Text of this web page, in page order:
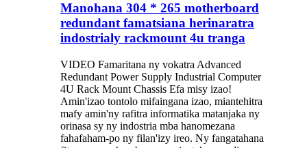
Manohana 304 * 265 motherboard
redundant famatsiana herinaratra
indostrialy rackmount 4u tranga
VIDEO Famaritana ny vokatra Advanced
Redundant Power Supply Industrial Computer
4U Rack Mount Chassis Efa misy izao!
Amin'izao tontolo mifaingana izao, miantehitra
mafy amin'ny rafitra informatika matanjaka ny
orinasa sy ny indostria mba hanomezana
fahafaham-po ny filan'izy ireo. Ny fangatahana